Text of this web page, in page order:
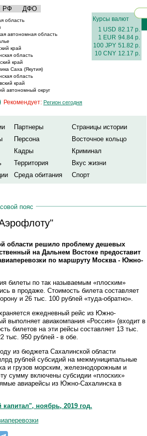
РФ ДФО
область
автономная область
край
область
край
Саха (Якутия)
область
край
автономный округ
Курсы валют
1 USD 82.17 р.
1 EUR 94.84 р.
100 JPY 51.82 р.
10 CNY 12.17 р.
Рекомендует: Регион сегодня
Партнеры
Страницы истории
Персона
Восточное кольцо
Кадры
Криминал
Территория
Вкус жизни
Среда обитания Спорт
пояс
области решило проблему дешевых
на Дальнем Востоке предоставит
по маршруту Москва - Южно-
билеты по так называемым «плоским»
в продаже. Стоимость билета составляет
и 26 тыс. 100 рублей «туда-обратно».
ежедневный рейс из Южно-
выполняет авиакомпания «Россия» (входит в
билетов на эти рейсы составляет 13 тыс.
тыс. 950 рублей - в обе.
из бюджета Сахалинской области
рублей субсидий на межмуниципальные
и грузов морским, железнодорожным и
сумму включены субсидии «плоских»
авиарейсы из Южно-Сахалинска в
ноябрь, 2019 год.